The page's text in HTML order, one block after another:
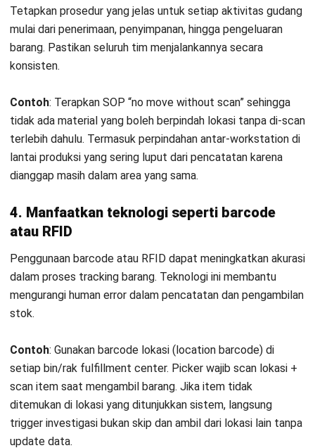
5. Tingkatkan pelatihan dan awareness tim
Pastikan tim gudang dan operasional memahami pentingnya
pengelolaan inventory.
: Libatkan operator produksi dalam sesi review
bulanan tentang dampak selisih stok terhadap production
planning. Ketika mereka melihat bahwa lupa scan material
compliance terhadap SOP meningkat secara alami.
Peran Teknologi dalam Mencegah
Phantom Inventory
Seiring meningkatnya kompleksitas operasional,
menjaga akurasi stok.
Penggunaan teknologi menjadi kunci untuk meminimalkan
kesalahan, meningkatkan visibilitas data, dan memastikan
setiap pergerakan barang tercatat secara real time.